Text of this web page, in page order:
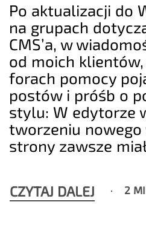
Po aktualizacji do
na grupach
CMS’a, w
od moich
forach pomocy
postów i próśb o
stylu: W edytorze
tworzeniu
strony zawsze
CZYTAJ DALEJ 2